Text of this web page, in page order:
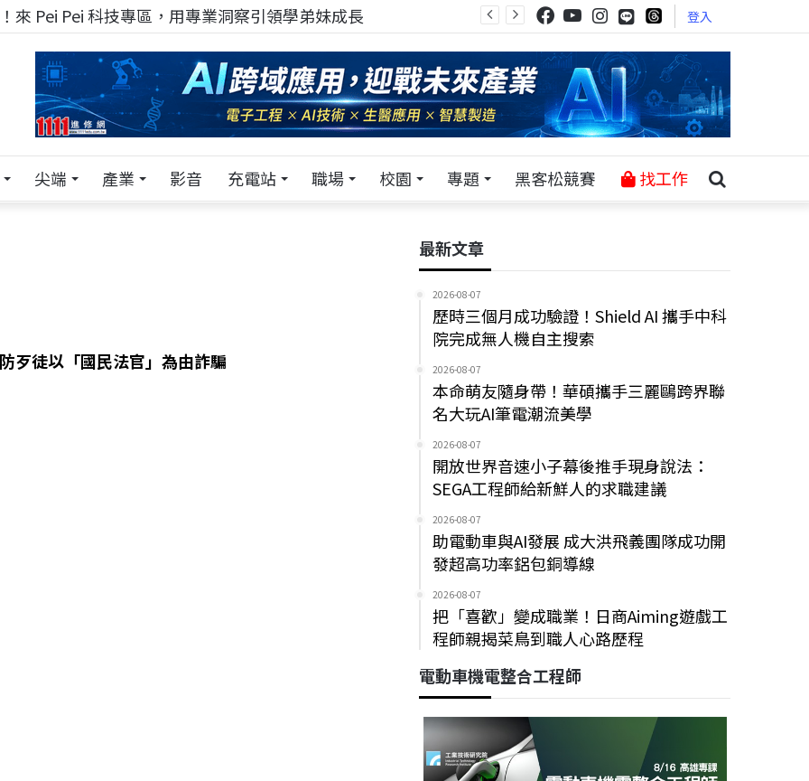
！在 Pei Pei 科技專區，與學弟妹交流最硬核的技術 登入
尖端 產業 影音 充電站 職場 校園 專題 黑客松競賽 找工作
歹徒以「國民法官」為由詐騙
最新文章
2026-08-07
歷時三個月成功驗證！Shield AI 攜手中科
院完成無人機自主搜索
2026-08-07
本命萌友隨身帶！華碩攜手三麗鷗跨界聯
名大玩AI筆電潮流美學
2026-08-07
開放世界音速小子幕後推手現身說法：
SEGA工程師給新鮮人的求職建議
2026-08-07
助電動車與AI發展 成大洪飛義團隊成功開
發超高功率鋁包銅導線
2026-08-07
把「喜歡」變成職業！日商Aiming遊戲工
程師親揭菜鳥到職人心路歷程
電動車機電整合工程師